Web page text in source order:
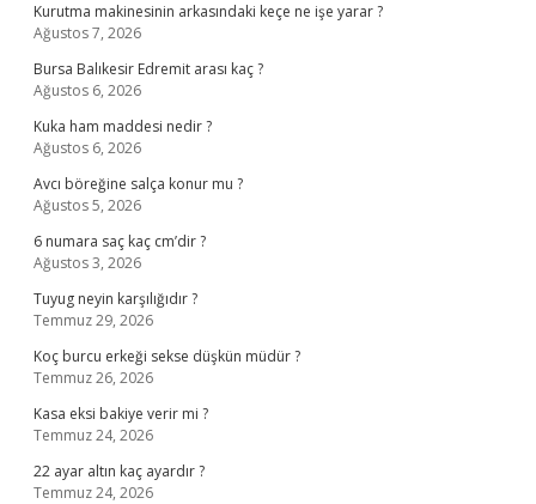
Kurutma makinesinin arkasındaki keçe ne işe yarar ?
Ağustos 7, 2026
Bursa Balıkesir Edremit arası kaç ?
Ağustos 6, 2026
Kuka ham maddesi nedir ?
Ağustos 6, 2026
Avcı böreğine salça konur mu ?
Ağustos 5, 2026
6 numara saç kaç cm’dir ?
Ağustos 3, 2026
Tuyug neyin karşılığıdır ?
Temmuz 29, 2026
Koç burcu erkeği sekse düşkün müdür ?
Temmuz 26, 2026
Kasa eksi bakiye verir mi ?
Temmuz 24, 2026
22 ayar altın kaç ayardır ?
Temmuz 24, 2026